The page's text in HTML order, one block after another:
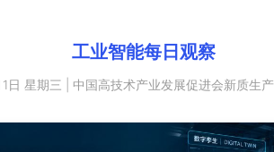
工业智能每日观察
日 星期三 | 中国高技术产业发展促进会新质生